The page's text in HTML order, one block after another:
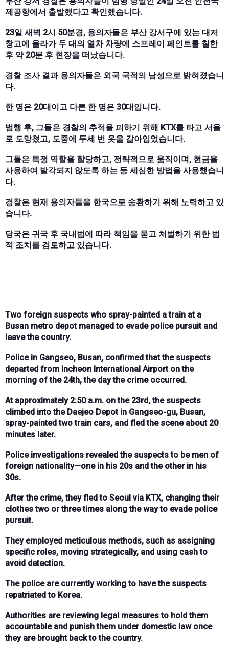
제공항에서 출발했다고 확인했습니다.
23일 새벽 2시 50분경, 용의자들은 부산 강서구에 있는 대저
창고에 올라가 두 대의 열차 차량에 스프레이 페인트를 칠한
후 약 20분 후 현장을 떠났습니다.
경찰 조사 결과 용의자들은 외국 국적의 남성으로 밝혀졌습니
다.
한 명은 20대이고 다른 한 명은 30대입니다.
범행 후, 그들은 경찰의 추적을 피하기 위해 KTX를 타고 서울
로 도망쳤고, 도중에 두세 번 옷을 갈아입었습니다.
그들은 특정 역할을 할당하고, 전략적으로 움직이며, 현금을
사용하여 발각되지 않도록 하는 등 세심한 방법을 사용했습니
다.
경찰은 현재 용의자들을 한국으로 송환하기 위해 노력하고 있
습니다.
당국은 귀국 후 국내법에 따라 책임을 묻고 처벌하기 위한 법
적 조치를 검토하고 있습니다.
Two foreign suspects who spray-painted a train at a
Busan metro depot managed to evade police pursuit and
leave the country.
Police in Gangseo, Busan, confirmed that the suspects
departed from Incheon International Airport on the
morning of the 24th, the day the crime occurred.
At approximately 2:50 a.m. on the 23rd, the suspects
climbed into the Daejeo Depot in Gangseo-gu, Busan,
spray-painted two train cars, and fled the scene about 20
minutes later.
Police investigations revealed the suspects to be men of
foreign nationality—one in his 20s and the other in his
30s.
After the crime, they fled to Seoul via KTX, changing their
clothes two or three times along the way to evade police
pursuit.
They employed meticulous methods, such as assigning
specific roles, moving strategically, and using cash to
avoid detection.
The police are currently working to have the suspects
repatriated to Korea.
Authorities are reviewing legal measures to hold them
accountable and punish them under domestic law once
they are brought back to the country.